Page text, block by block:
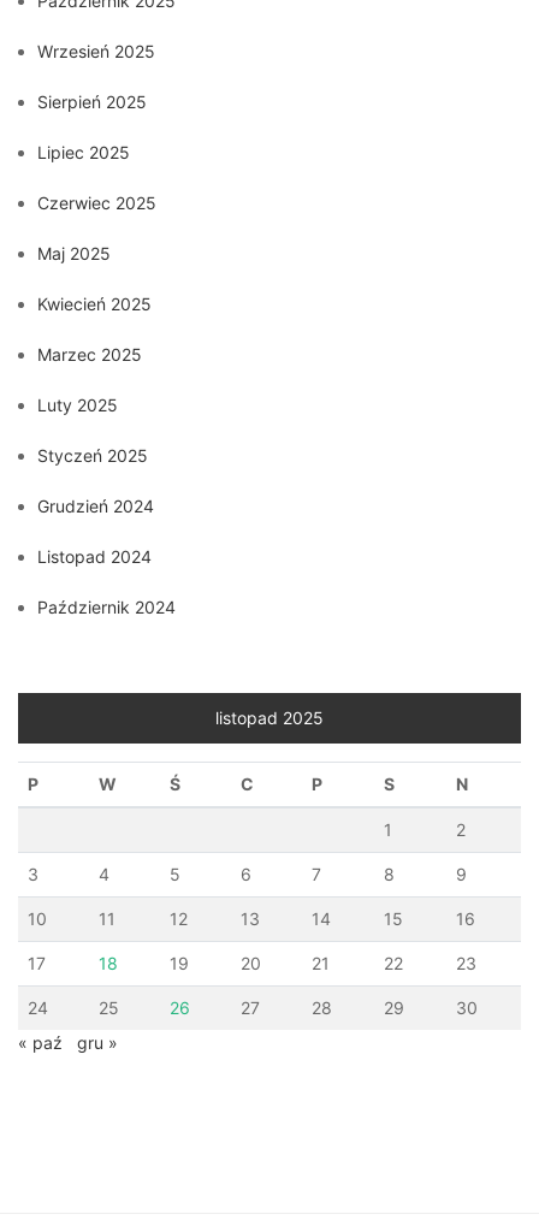
Wrzesień 2025
Sierpień 2025
Lipiec 2025
Czerwiec 2025
Maj 2025
Kwiecień 2025
Marzec 2025
Luty 2025
Styczeń 2025
Grudzień 2024
Listopad 2024
Październik 2024
listopad 2025
P W Ś C P S N
1 2
3 4 5 6 7 8 9
10 11 12 13 14 15 16
17 18 19 20 21 22 23
24 25 26 27 28 29
30
« paź
gru »